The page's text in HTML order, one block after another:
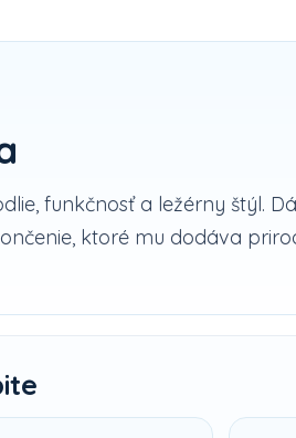
funkčnosť a ležérny štýl.
ktoré mu dodáva